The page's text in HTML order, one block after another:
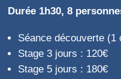
Durée 1h30, 8
Séance découverte
Stage 3 jours : 120€
Stage 5 jours : 180€